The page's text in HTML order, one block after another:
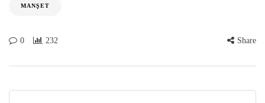
MANŞET
0 232 Share